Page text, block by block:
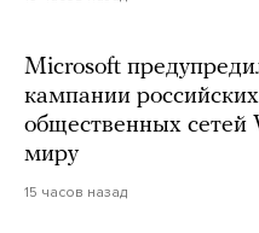
Microsoft
кампании
общественных сетей
миру
15 часов назад